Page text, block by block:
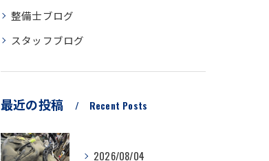
整備士ブログ
スタッフブログ
最近の投稿 Recent Posts
2026/08/04